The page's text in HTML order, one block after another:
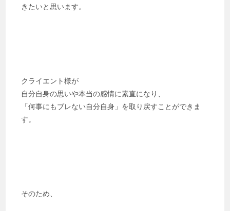
きたいと思います。
クライエント様が
自分自身の思いや本当の感情に素直になり、
「何事にもブレない自分自身」を取り戻すことができま
す。
そのため、